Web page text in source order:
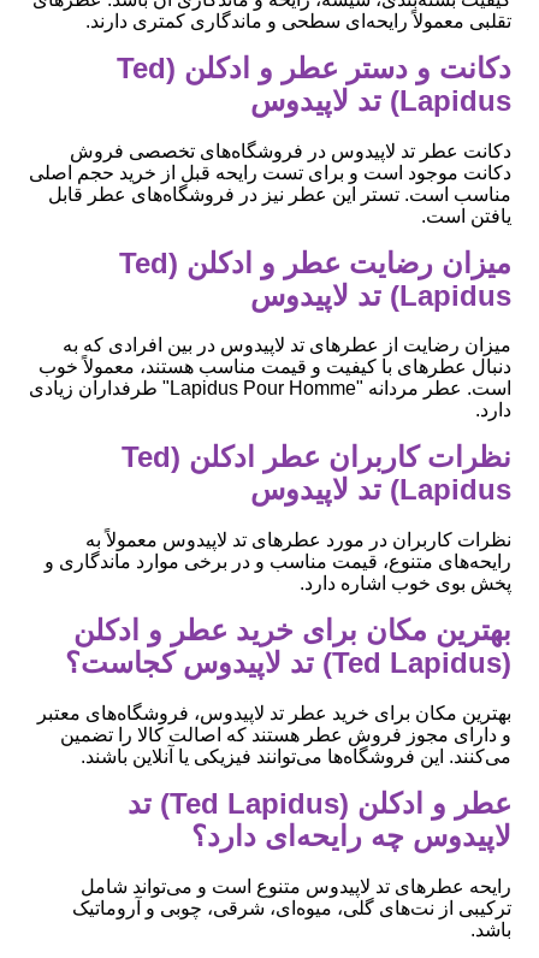
تقلبی معمولاً رایحه‌ای سطحی و ماندگاری کمتری دارند.
دکانت و دستر عطر و ادکلن (Ted
Lapidus) تد لاپیدوس
دکانت عطر تد لاپیدوس در فروشگاه‌های تخصصی فروش
دکانت موجود است و برای تست رایحه قبل از خرید حجم اصلی
مناسب است. تستر این عطر نیز در فروشگاه‌های عطر قابل
یافتن است.
میزان رضایت عطر و ادکلن (Ted
Lapidus) تد لاپیدوس
میزان رضایت از عطرهای تد لاپیدوس در بین افرادی که به
دنبال عطرهای با کیفیت و قیمت مناسب هستند، معمولاً خوب
است. عطر مردانه "Lapidus Pour Homme" طرفداران زیادی
دارد.
نظرات کاربران عطر ادکلن (Ted
Lapidus) تد لاپیدوس
نظرات کاربران در مورد عطرهای تد لاپیدوس معمولاً به
رایحه‌های متنوع، قیمت مناسب و در برخی موارد ماندگاری و
پخش بوی خوب اشاره دارد.
بهترین مکان برای خرید عطر و ادکلن
(Ted Lapidus) تد لاپیدوس کجاست؟
بهترین مکان برای خرید عطر تد لاپیدوس، فروشگاه‌های معتبر
و دارای مجوز فروش عطر هستند که اصالت کالا را تضمین
می‌کنند. این فروشگاه‌ها می‌توانند فیزیکی یا آنلاین باشند.
عطر و ادکلن (Ted Lapidus) تد
لاپیدوس چه رایحه‌ای دارد؟
رایحه عطرهای تد لاپیدوس متنوع است و می‌تواند شامل
ترکیبی از نت‌های گلی، میوه‌ای، شرقی، چوبی و آروماتیک
باشد.